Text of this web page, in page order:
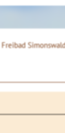
Freibad